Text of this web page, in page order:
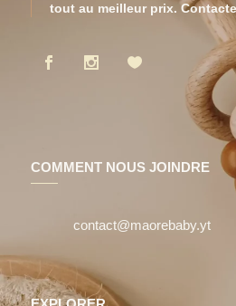
tout au meilleur prix.
COMMENT NOUS JOINDRE
contact@maorebaby.yt